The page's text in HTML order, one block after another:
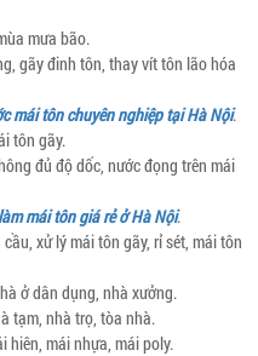
mưa bão.
gãy đinh tôn, thay vít tôn lão hóa
mái tôn chuyên nghiệp tại Hà Nội.
tôn gãy.
đủ độ dốc, nước đọng trên mái
mái tôn giá rẻ ở Hà Nội.
xử lý mái tôn gãy, rỉ sét, mái tôn
ở dân dụng, nhà xưởng.
tạm, nhà trọ, tòa nhà.
hiên, mái nhựa, mái poly.